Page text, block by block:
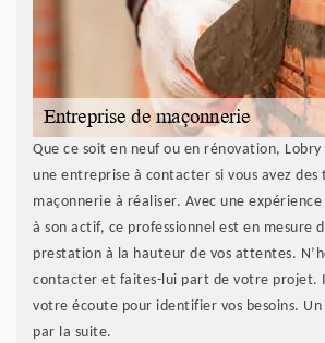
Que ce soit en neuf ou en rénovation,
une entreprise à contacter si vous avez des
maçonnerie à réaliser. Avec une
à son actif, ce professionnel est en mesure
prestation à la hauteur de vos attentes.
contacter et faites-lui part de votre projet.
votre écoute pour identifier vos besoins.
par la suite.